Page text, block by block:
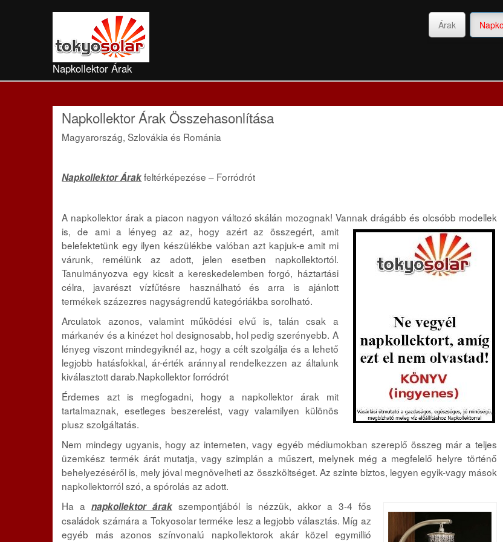
Napkollektor Árak
Árak
Napkollektor Árak Összehasonlítása
Magyarország, Szlovákia és Románia
Napkollektor Árakfeltérképezése – Forródrót
A napkollektor árak a piacon nagyon változó skálán mozognak! Vannak drágább és olcsóbb modellek
is, de ami a lényegaz az, hogy azért az összegért, amit
belefektetünk egy ilyen készülékbe valóban azt kapjuk-e amit mi
várunk, remélünk az adott, jelen esetben napkollektortól.
Tanulmányozva egy kicsit a kereskedelemben forgó, háztartási
célra, javarészt vízfűtésre használható és arra is ajánlott
termékek százezres nagyságrendű kategóriákba sorolható.
Arculatok azonos, valamint működési elvű is, talán csak a
márkanév és a kinézet hol designosabb, hol pedig szerényebb. A
lényeg viszont mindegyiknél az, hogy a célt szolgálja és a lehető
legjobb hatásfokkal, ár-érték aránnyal rendelkezzen az általunk
kiválasztott darab.Napkollektor forródrót
Érdemes azt is megfogadni, hogy a napkollektor árak mit
tartalmaznak, esetleges beszerelést, vagy valamilyen különös
plusz szolgáltatás.
Nem mindegy ugyanis, hogy az interneten, vagy egyéb médiumokban szereplő összeg már a teljes
üzemkész termék árát mutatja, vagy szimplán a műszert, melynek még a megfelelő helyre történő
behelyezéséről is, mely jóval megnövelheti az összköltséget. Az szinte biztos, legyen egyik-vagy mások
napkollektorról szó, a spórolás az adott.
Ha anapkollektor árakszempontjából is nézzük, akkor a 3-4 fős
családok számára a Tokyosolar terméke lesz a legjobb választás. Míg az
egyéb más azonos színvonalú napkollektorok akár közel egymillió